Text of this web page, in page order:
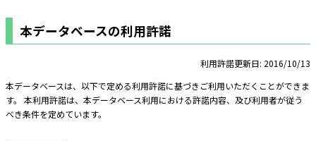
本データベースの利用許諾
利用許諾更新日: 2016/10/13
本データベースは、以下で定める利用許諾に基づきご利用いただくことができま
す。 本利用許諾は、本データベース利用における許諾内容、及び利用者が従う
べき条件を定めています。